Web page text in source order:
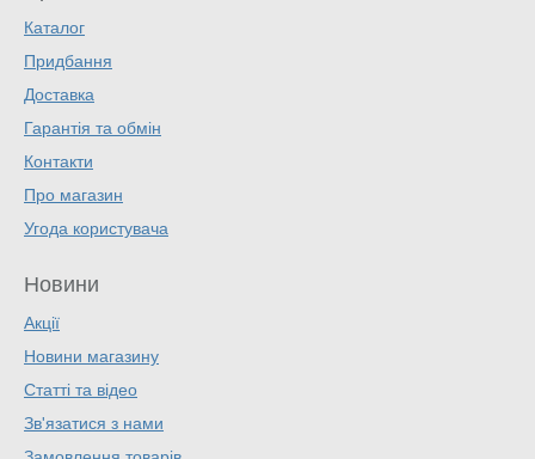
Каталог
Придбання
Доставка
Гарантія та обмін
Контакти
Про магазин
Угода користувача
Новини
Акції
Новини магазину
Статті та відео
Зв'язатися з нами